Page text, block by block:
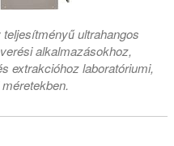
ultrahangos
alkalmazásokhoz,
extrakcióhoz laboratóriumi,